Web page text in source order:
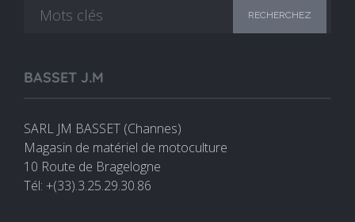
BASSET J.M
SARL JM BASSET (Channes)
Magasin de matériel de motoculture
10 Route de Bragelogne
Tél: +(33).3.25.29.30.86